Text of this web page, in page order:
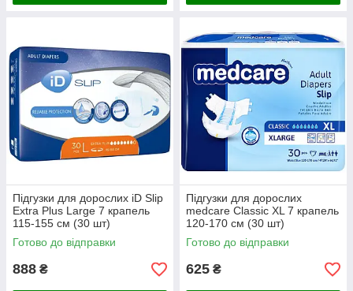
Підгузки для дорослих iD Slip
Extra Plus Large 7 крапель
115-155 см (30 шт)
Готово до відправки
888 ₴
Підгузки для дорослих
medcare Classic XL 7 крапель
120-170 см (30 шт)
Готово до відправки
625 ₴